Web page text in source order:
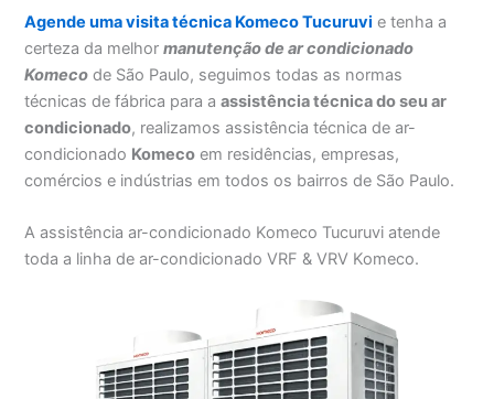
Agende uma visita técnica Komeco Tucuruvi e tenha a
certeza da melhormanutençãode ar condicionado
Komeco de São Paulo, seguimos todas as normas
técnicas de fábrica para aassistência técnica do seu ar
condicionado, realizamos assistência técnica de ar-
condicionado Komeco em residências, empresas,
comércios e indústrias em todos os bairros de São Paulo.
A assistência ar-condicionado Komeco Tucuruvi atende
toda a linha de ar-condicionado VRF & VRV Komeco.